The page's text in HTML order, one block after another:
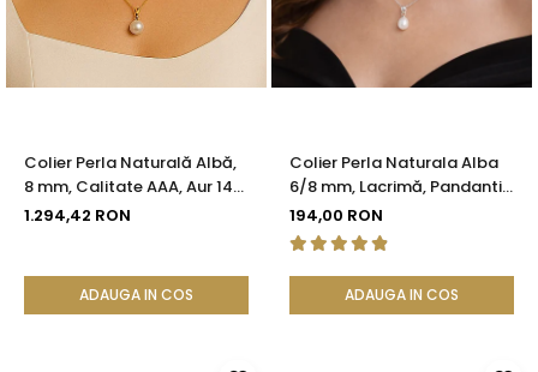
Seturi Perle cu Argint
Brățări cu Perle
Pandantive cu Perle
Colier Perla Naturală Albă,
8 mm, Calitate AAA, Aur 14K
(aur 585) | KASKADDA®
1.294,42 RON
ADAUGA IN COS
Colier Perla Naturala Alba
6/8 mm, Lacrimă, Pandantiv
Argint 925 | KASKADDA®
194,00 RON
ADAUGA IN COS